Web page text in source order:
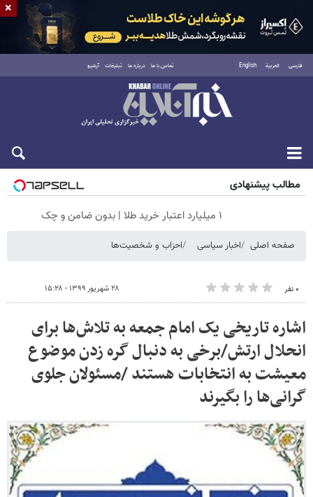
فارسی العربية English تماس با ما درباره ما تبلیغات آرشیو
جمعه ۱۶ مرداد ۱۴۰۵
مطالب پیشنهادی
۱ میلیارد اعتبار خرید طلا | بدون ضامن و چک
صفحه اصلی اخبار سیاسی احزاب و شخصیت‌ها
۰ نفر ۲۸ شهریور ۱۳۹۹ - ۱۵:۲۸
اشاره تاریخی یک امام جمعه به تلاش‌ها برای
انحلال ارتش/برخی به دنبال گره زدن موضوع
معیشت به انتخابات هستند /مسئولان جلوی
گرانی‌ها را بگیرند
×